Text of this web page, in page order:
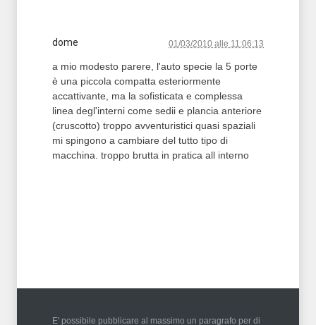
dome 01/03/2010 alle 11:06:13
a mio modesto parere, l'auto specie la 5 porte
è una piccola compatta esteriormente
accattivante, ma la sofisticata e complessa
linea degl'interni come sedii e plancia anteriore
(cruscotto) troppo avventuristici quasi spaziali
mi spingono a cambiare del tutto tipo di
macchina. troppo brutta in pratica all interno
E' possibile pubblicare al massimo un paragrafo per di